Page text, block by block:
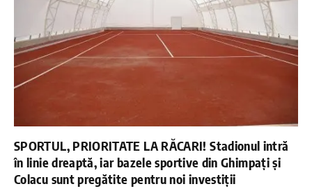
SPORTUL, PRIORITATE LA RĂCARI! Stadionul intră
în linie dreaptă, iar bazele sportive din Ghimpați și
Colacu sunt pregătite pentru noi investiții